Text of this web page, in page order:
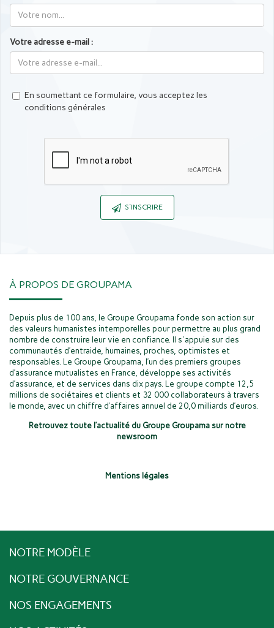
Votre adresse e-mail :
En soumettant ce formulaire, vous acceptez les
conditions générales
S'INSCRIRE
À PROPOS DE GROUPAMA
Depuis plus de 100 ans, le Groupe Groupama fonde son action sur
des valeurs humanistes intemporelles pour permettre au plus grand
nombre de construire leur vie en confiance. Il s'appuie sur des
communautés d’entraide, humaines, proches, optimistes et
responsables. Le Groupe Groupama, l’un des premiers groupes
d’assurance mutualistes en France, développe ses activités
d’assurance, et de services dans dix pays. Le groupe compte 12,5
millions de sociétaires et clients et 32 000 collaborateurs à travers
le monde, avec un chiffre d’affaires annuel de 20,0 milliards d’euros.
Retrouvez toute l’actualité du Groupe Groupama sur notre
newsroom
Mentions légales
NOTRE MODÈLE
NOTRE GOUVERNANCE
NOS ENGAGEMENTS